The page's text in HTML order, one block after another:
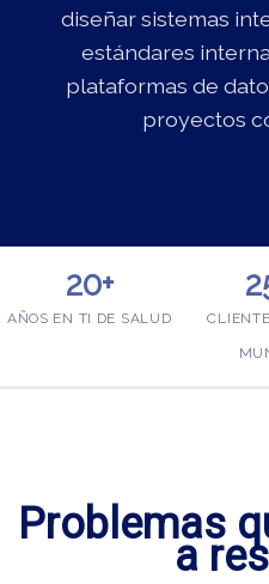
diseñar sistemas
estándares
plataformas de
proyectos
20+
AÑOS EN TI DE SALUD
Problemas
a